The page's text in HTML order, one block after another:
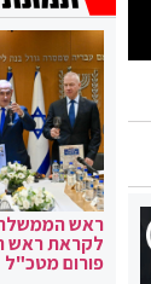
ראש הממשלה
לקראת ראש
פורום מטכ"ל